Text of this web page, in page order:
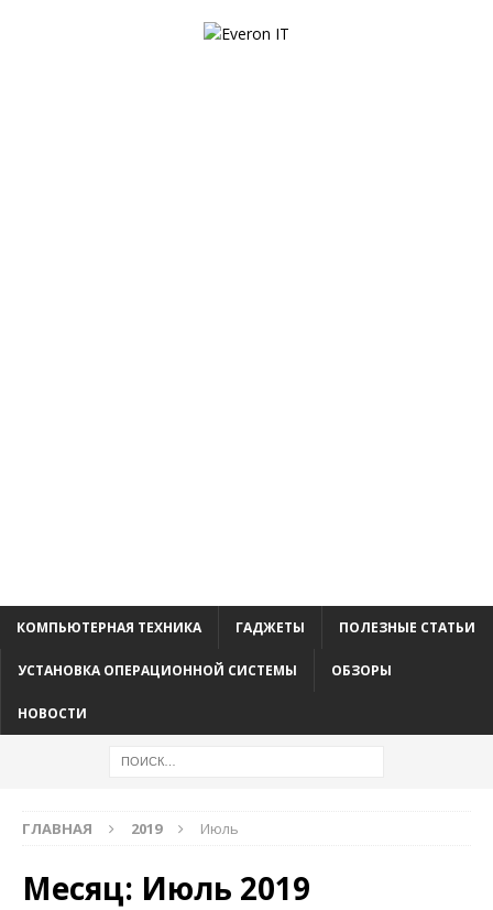
КОМПЬЮТЕРНАЯ ТЕХНИКА ГАДЖЕТЫ ПОЛЕЗНЫЕ СТАТЬИ
УСТАНОВКА ОПЕРАЦИОННОЙ СИСТЕМЫ ОБЗОРЫ
НОВОСТИ
ГЛАВНАЯ 2019 Июль
Месяц: Июль 2019